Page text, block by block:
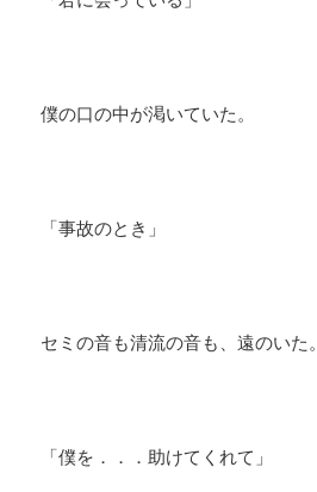
僕の口の中が渇いていた。
「事故のとき」
セミの音も清流の音も、遠のいた。
「僕を．．．助けてくれて」